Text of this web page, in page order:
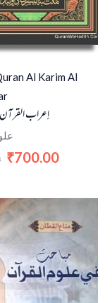
Al Karim Al
إعراب القرآن
₹700.00